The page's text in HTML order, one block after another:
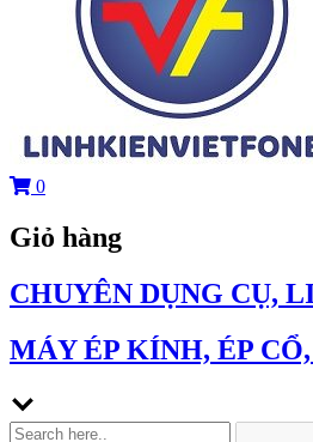
0
Giỏ hàng
CHUYÊN DỤNG CỤ,
MÁY ÉP KÍNH, ÉP